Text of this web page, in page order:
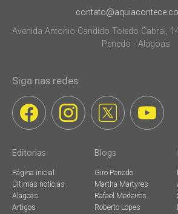
Avenida Antonio Candido Toledo Cabral,
Penedo - Alagoas
Siga nas redes
Editorias
Página inicial
Últimas notícias
Alagoas
Artigos
Blogs
Giro Penedo
Martha Martyres
Rafael Medeiros
Roberto Lopes